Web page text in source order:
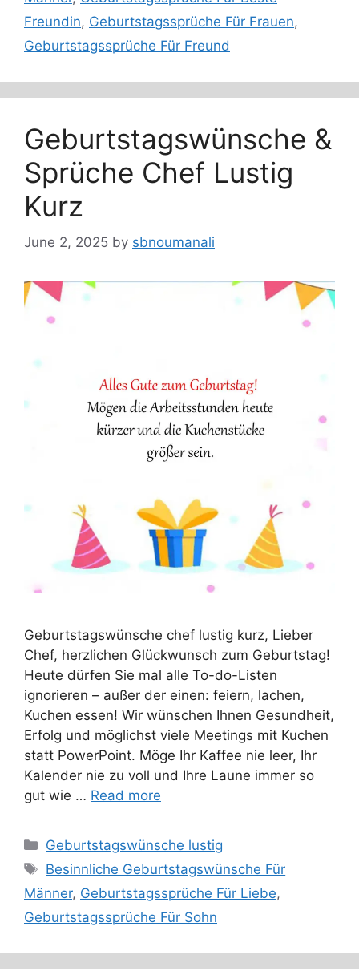
Freundin, Geburtstagssprüche Für Frauen,
Geburtstagssprüche Für Freund
Geburtstagswünsche &
Sprüche Chef Lustig
Kurz
June 2, 2025 by sbnoumanali
Geburtstagswünsche chef lustig kurz, Lieber
Chef, herzlichen Glückwunsch zum Geburtstag!
Heute dürfen Sie mal alle To-do-Listen
ignorieren – außer der einen: feiern, lachen,
Kuchen essen! Wir wünschen Ihnen Gesundheit,
Erfolg und möglichst viele Meetings mit Kuchen
statt PowerPoint. Möge Ihr Kaffee nie leer, Ihr
Kalender nie zu voll und Ihre Laune immer so
gut wie … Read more
Categories
Geburtstagswünsche lustig
Tags
Besinnliche Geburtstagswünsche Für
Männer, Geburtstagssprüche Für Liebe,
Geburtstagssprüche Für Sohn